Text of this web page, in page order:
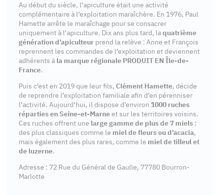
Au début du siècle, l’apiculture était une activité
complémentaire à l’exploitation maraîchère. En 1976, Paul
Hamette arrête le maraîchage pour se consacrer
uniquement à l’apiculture. Dix ans plus tard, laquatrième
génération d’apiculteur prend la relève : Anne et François
reprennent les commandes de l’exploitation et deviennent
adhérents à la marque régionale PRODUIT EN Île-de-
France.
Puis c’est en 2019 que leur fils, Clément Hamette, décide
de reprendre l’exploitation familiale afin d’en pérenniser
l’activité. Aujourd’hui, il dispose d’environ 1000 ruches
réparties en Seine-et-Marneet sur les territoires voisins.
Ces ruches offrent une large gamme de plus de 7 miels :
des plus classiques comme le miel de fleurs ou d’acacia,
mais également des plus rares, comme le miel de tilleul et
de luzerne.
Adresse : 72 Rue du Général de Gaulle, 77780 Bourron-
Marlotte